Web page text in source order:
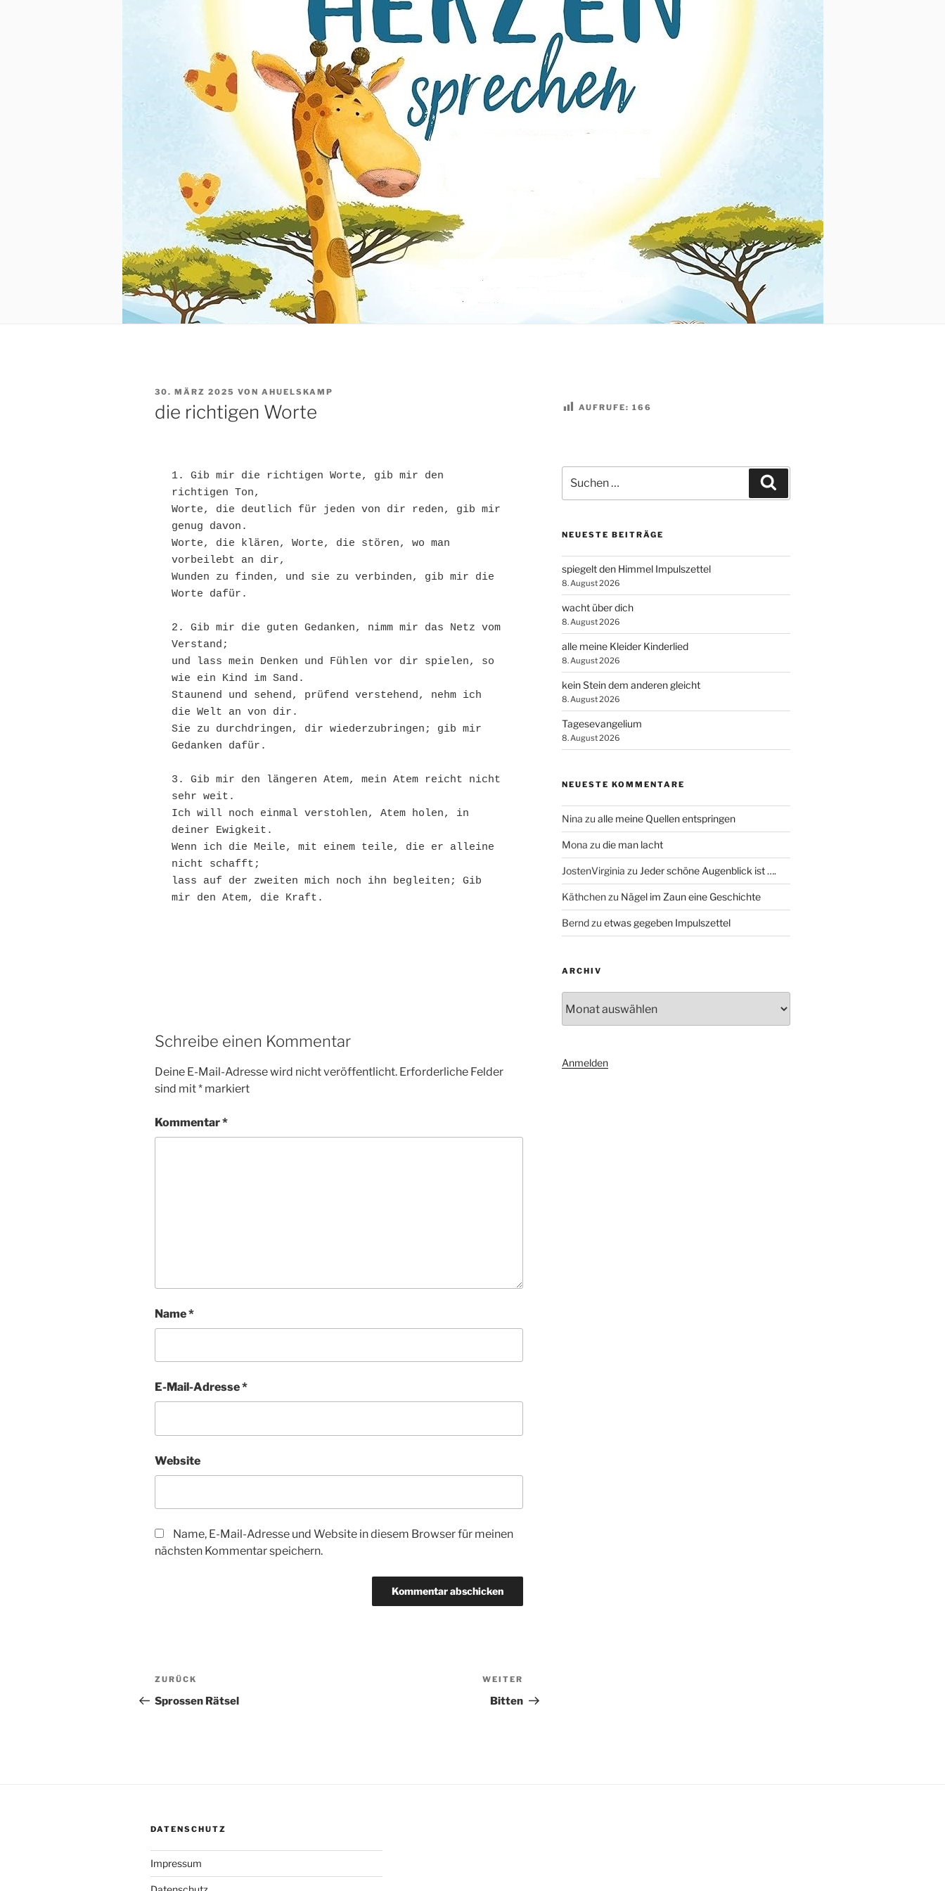
VERÖFFENTLICHT
AM
30. MÄRZ 2025 VON AHUELSKAMP
die richtigen Worte
1. Gib mir die richtigen Worte, gib mir den
richtigen Ton,
Worte, die deutlich für jeden von dir reden, gib mir
genug davon.
Worte, die klären, Worte, die stören, wo man
vorbeilebt an dir,
Wunden zu finden, und sie zu verbinden, gib mir die
Worte dafür.
2. Gib mir die guten Gedanken, nimm mir das Netz vom
Verstand;
und lass mein Denken und Fühlen vor dir spielen, so
wie ein Kind im Sand.
Staunend und sehend, prüfend verstehend, nehm ich
die Welt an von dir.
Sie zu durchdringen, dir wiederzubringen; gib mir
Gedanken dafür.
3. Gib mir den längeren Atem, mein Atem reicht nicht
sehr weit.
Ich will noch einmal verstohlen, Atem holen, in
deiner Ewigkeit.
Wenn ich die Meile, mit einem teile, die er alleine
nicht schafft;
lass auf der zweiten mich noch ihn begleiten; Gib
mir den Atem, die Kraft.
Schreibe einen Kommentar
Deine E-Mail-Adresse wird nicht veröffentlicht. Erforderliche Felder
sind mit* markiert
Kommentar*
Name*
E-Mail-Adresse*
Website
Name, E-Mail-Adresse und Website in diesem Browser für meinen
nächsten Kommentar speichern.
Beitragsnavigation
Vorheriger
Beitrag
ZURÜCK
Sprossen Rätsel
Beitrag
WEITER
Bitten
AUFRUFE: 166
nach:
NEUESTE BEITRÄGE
spiegelt den Himmel Impulszettel
8. August 2026
wacht über dich
8. August 2026
alle meine Kleider Kinderlied
8. August 2026
kein Stein dem anderen gleicht
8. August 2026
Tagesevangelium
8. August 2026
NEUESTE KOMMENTARE
Nina zu alle meine Quellen entspringen
Mona zu die man lacht
JostenVirginia zu Jeder schöne Augenblick ist ….
Käthchenzu Nägel im Zaun eine Geschichte
Berndzu etwas gegeben Impulszettel
ARCHIV
Anmelden
DATENSCHUTZ
Impressum